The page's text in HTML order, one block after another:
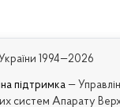
1994—2026
підтримка —
систем Апарату